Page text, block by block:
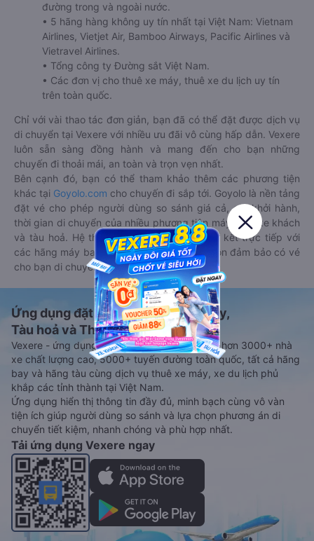
đường trong và ngoài nước.
• 5 hãng hàng không uy tín nhất tại Việt Nam: Vietnam
Airlines, Vietjet Air, Bamboo Airways, Pacific Airlines và
Vietravel Airlines.
• Tổng công ty Đường sắt Việt Nam.
• Các đơn vị cho thuê xe máy, thuê xe du lịch uy tín
trên toàn quốc.
Chỉ với vài thao tác đơn giản, bạn đã có thể đặt được dịch vụ
di chuyển tại Vexere với nhiều ưu đãi vô cùng hấp dẫn. Vexere
luôn sẵn sàng đồng hành và mang đến cho bạn những
chuyến đi thoải mái, an toàn và trọn vẹn nhất.
Bên cạnh đó, bạn có thể tham khảo thêm các phương tiện
khác tại Goyolo.com cho chuyến đi sắp tới. Goyolo là nền tảng
đặt vé cho phép người dùng so sánh giá cả, giờ khởi hành,
thời gian di chuyển của nhiều phương tiện máy bay, xe khách
và tàu hoả. Hệ thống của Goyolo được liên kết trực tiếp với
các hãng máy bay, xe khách và tàu hoả, luôn đảm bảo có vé
cho bạn di chuyển.
Ứng dụng đặt vé Xe khách, Máy bay,
Tàu hoả và Thuê xe
Vexere - ứng dụng đặt vé đa phương tiện với hơn 3000+ nhà
xe chất lượng cao, 5000+ tuyến đường toàn quốc, tất cả hãng
bay và hãng tàu cùng dịch vụ thuê xe máy, xe du lịch phủ
khắp các tỉnh thành tại Việt Nam.
Ứng dụng hiển thị thông tin đầy đủ, minh bạch cùng vô vàn
tiện ích giúp người dùng so sánh và lựa chọn phương án di
chuyển tiết kiệm, nhanh chóng và phù hợp nhất.
Tải ứng dụng Vexere ngay